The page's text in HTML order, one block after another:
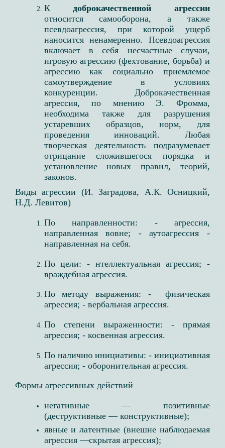
К доброкачественной агрессии
относится самооборона, а также
псевдоагрессия, при которой ущерб
наносится ненамеренно. Псевдоагрессия
включает в себя несчастные случаи,
игровую агрессию (фехтование, борьба) и
агрессию как социально приемлемое
самоутверждение в условиях
конкуренции. ​ Доброкачественная
агрессия, по мнению Э. Фромма,
необходима также для разрушения
устаревших образцов, норм, для
проведения инноваций. Любая
творческая деятельность подразумевает
отрицание сложившегося порядка и
установление новых правил, теорий,
законов. ​
Виды агрессии (И. Заградова, А.К. Осницкий,
Н.Д. Левитов)
По направленности: ​- агрессия,
направленная вовне; - аутоагрессия -
направленная на себя. ​
По цели: ​- нтеллектуальная агрессия; -
враждебная агрессия. ​
По методу выражения: ​- физическая
агрессия; - вербальная агрессия. ​
По степени выраженности: ​- прямая
агрессия; - косвенная агрессия. ​
По наличию инициативы: ​- инициативная
агрессия; - оборонительная агрессия. ​
​​​​​​​Формы агрессивных действий​
негативные — позитивные
(деструктивные — конструктивные);​
явные и латентные (внешне наблюдаемая
агрессия —скрытая агрессия);​